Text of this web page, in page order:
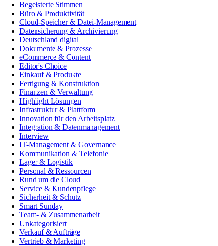
Begeisterte Stimmen
Büro & Produktivität
Cloud-Speicher & Datei-Management
Datensicherung & Archivierung
Deutschland digital
Dokumente & Prozesse
eCommerce & Content
Editor's Choice
Einkauf & Produkte
Fertigung & Konstruktion
Finanzen & Verwaltung
Highlight Lösungen
Infrastruktur & Plattform
Innovation für den Arbeitsplatz
Integration & Datenmanagement
Interview
IT-Management & Governance
Kommunikation & Telefonie
Lager & Logistik
Personal & Ressourcen
Rund um die Cloud
Service & Kundenpflege
Sicherheit & Schutz
Smart Sunday
Team- & Zusammenarbeit
Unkategorisiert
Verkauf & Aufträge
Vertrieb & Marketing